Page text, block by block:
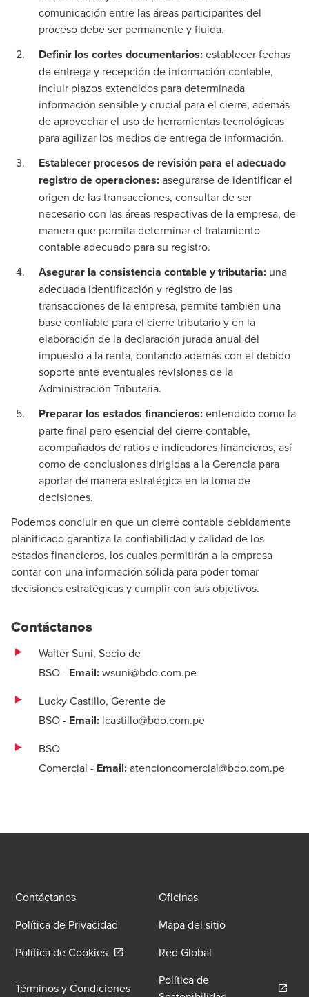
comunicación entre las áreas participantes del
proceso debe ser permanente y fluida.
Definir los cortes documentarios:establecer fechas
de entrega y recepción de información contable,
incluir plazos extendidos para determinada
información sensible y crucial para el cierre, además
de aprovechar el uso de herramientas tecnológicas
para agilizar los medios de entrega de información.
Establecer procesos de revisión para el adecuado
registro de operaciones:asegurarse de identificar el
origen de las transacciones, consultar de ser
necesario con las áreas respectivas de la empresa, de
manera que permita determinar el tratamiento
contable adecuado para su registro.
Asegurar la consistencia contable y tributaria: una
adecuada identificación y registro de las
transacciones de la empresa, permite también una
base confiable para el cierre tributario y en la
elaboración de la declaración jurada anual del
impuesto a la renta, contando además con el debido
soporte ante eventuales revisiones de la
Administración Tributaria.
Preparar los estados financieros:entendido como la
parte final pero esencial del cierre contable,
acompañados de ratios e indicadores financieros, así
como de conclusiones dirigidas a la Gerencia para
aportar de manera estratégica en la toma de
decisiones.
Podemos concluir en que un cierre contable debidamente
planificado garantiza la confiabilidad y calidad de los
estados financieros, los cuales permitirán a la empresa
contar con una información sólida para poder tomar
decisiones estratégicas y cumplir con sus objetivos.
Contáctanos
Walter Suni, Socio de
BSO- Email:wsuni@bdo.com.pe
Lucky Castillo, Gerente de
BSO- Email: lcastillo@bdo.com.pe
BSO
Comercial - Email:atencioncomercial@bdo.com.pe
Contáctanos
Oficinas
Política de Privacidad
Mapa del sitio
Política de CookiesOpens in a new window/tab
Red Global
Términos y Condiciones
Política de